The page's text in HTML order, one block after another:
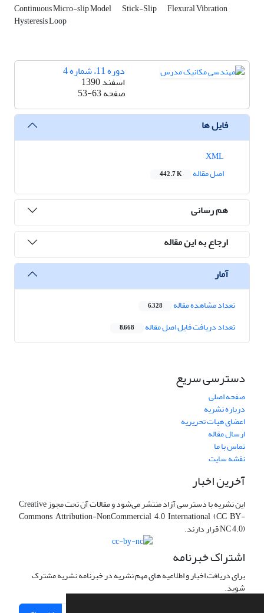
Continuous Micro-slip Model Stick-Slip Flexural Vibration
Hysteresis Loop
دوره 11، شماره 4
اسفند 1390
صفحه53-63
فایل ها
اصل مقاله
442.7 K
هم رسانی
ارجاع به این مقاله
آمار
تعداد مشاهده مقاله 6,328
تعداد دریافت فایل اصل مقاله 8,668
دسترسی سریع
صفحه اصلی
درباره نشریه
اعضای هیات تحریریه
ارسال مقاله
تماس با ما
نقشه سایت
آخرین اخبار
این نشریه با دسترسی آزاد منتشر می‌شود و مقالات آن تحت مجوز Creative
Commons Attribution-NonCommercial 4.0 International (CC BY-
NC 4.0) قرار دارند.
اشتراک خبرنامه
برای دریافت اخبار و اطلاعیه های مهم نشریه در خبرنامه نشریه مشترک
شوید.